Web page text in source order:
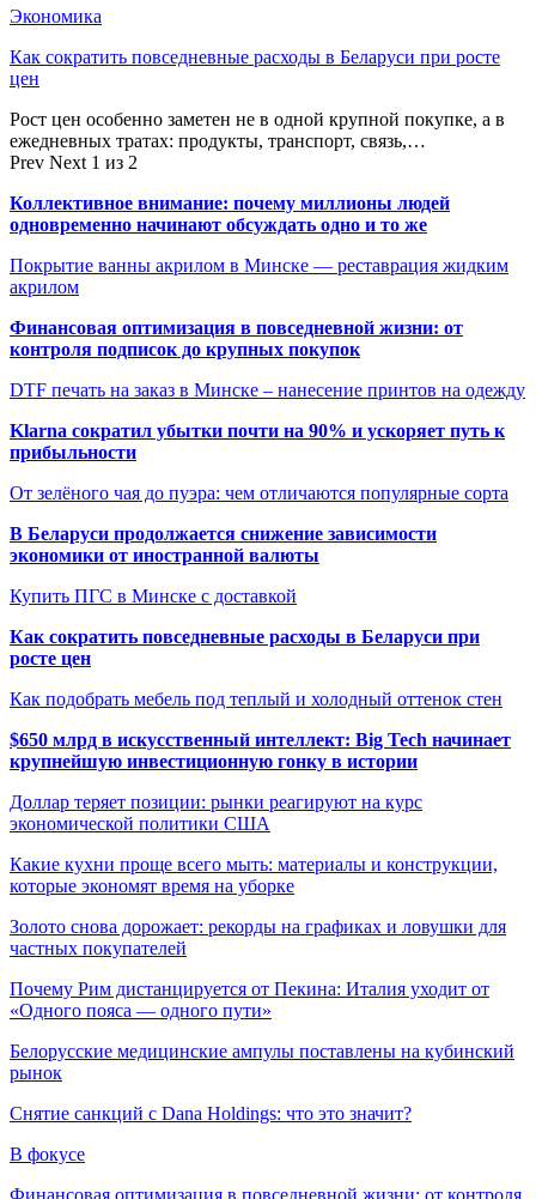
Экономика
Как сократить повседневные расходы в Беларуси при росте
цен
Рост цен особенно заметен не в одной крупной покупке, а в
ежедневных тратах: продукты, транспорт, связь,…
Prev Next 1 из 2
Коллективное внимание: почему миллионы людей
одновременно начинают обсуждать одно и то же
Покрытие ванны акрилом в Минске — реставрация жидким
акрилом
Финансовая оптимизация в повседневной жизни: от
контроля подписок до крупных покупок
DTF печать на заказ в Минске – нанесение принтов на одежду
Klarna сократил убытки почти на 90% и ускоряет путь к
прибыльности
От зелёного чая до пуэра: чем отличаются популярные сорта
В Беларуси продолжается снижение зависимости
экономики от иностранной валюты
Купить ПГС в Минске с доставкой
Как сократить повседневные расходы в Беларуси при
росте цен
Как подобрать мебель под теплый и холодный оттенок стен
$650 млрд в искусственный интеллект: Big Tech начинает
крупнейшую инвестиционную гонку в истории
Доллар теряет позиции: рынки реагируют на курс
экономической политики США
Какие кухни проще всего мыть: материалы и конструкции,
которые экономят время на уборке
Золото снова дорожает: рекорды на графиках и ловушки для
частных покупателей
Почему Рим дистанцируется от Пекина: Италия уходит от
«Одного пояса — одного пути»
Белорусские медицинские ампулы поставлены на кубинский
рынок
Снятие санкций с Dana Holdings: что это значит?
В фокусе